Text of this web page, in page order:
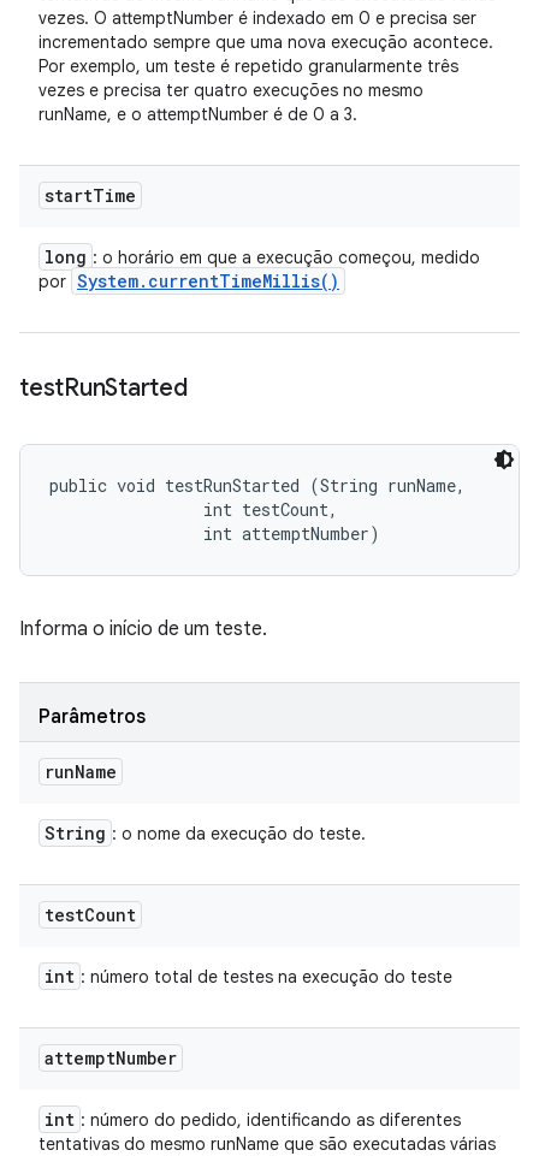
vezes. O attemptNumber é indexado em 0 e precisa ser
incrementado sempre que uma nova execução acontece.
Por exemplo, um teste é repetido granularmente três
vezes e precisa ter quatro execuções no mesmo
runName, e o attemptNumber é de 0 a 3.
startTime
long : o horário em que a execução começou, medido
por System. currentTimeMillis( )
testRunStarted
public void testRunStarted (String runName,
                int testCount,
                int attemptNumber)
Informa o início de um teste.
Parâmetros
runName
String : o nome da execução do teste.
testCount
int : número total de testes na execução do teste
attemptNumber
int : número do pedido, identificando as diferentes
tentativas do mesmo runName que são executadas várias